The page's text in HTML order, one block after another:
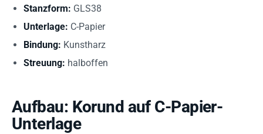
Stanzform: GLS38
Unterlage: C-Papier
Bindung: Kunstharz
Streuung: halboffen
Aufbau: Korund auf C-Papier-
Unterlage